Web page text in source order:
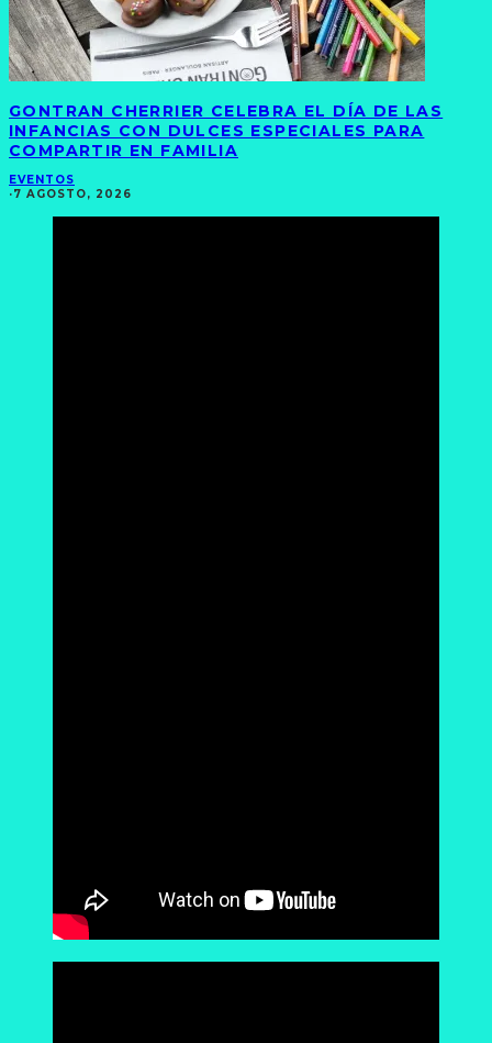
GONTRAN CHERRIER CELEBRA EL DÍA DE LAS
INFANCIAS CON DULCES ESPECIALES PARA
COMPARTIR EN FAMILIA
EVENTOS
·7 AGOSTO, 2026